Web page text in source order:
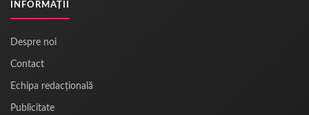
INFORMAȚII
Despre noi
Contact
Echipa redacțională
Publicitate